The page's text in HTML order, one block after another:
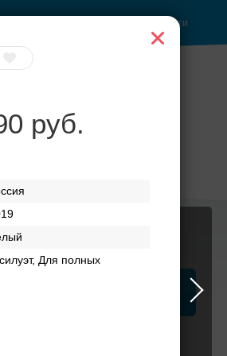
руб.
Для полных
Войти
залы до